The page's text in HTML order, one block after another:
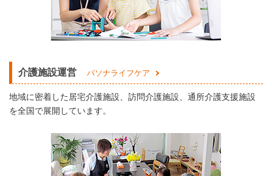
介護施設運営 パソナライフケア
地域に密着した居宅介護施設、訪問介護施設、通所介護支援施設
を全国で展開しています。